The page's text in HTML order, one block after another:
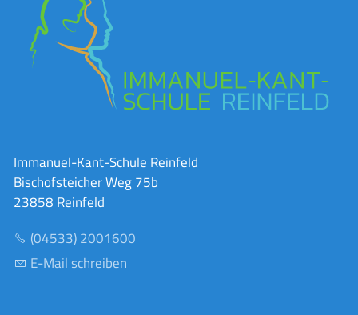
Immanuel-Kant-Schule Reinfeld
Bischofsteicher Weg 75b
23858 Reinfeld
(04533) 2001600
E-Mail schreiben